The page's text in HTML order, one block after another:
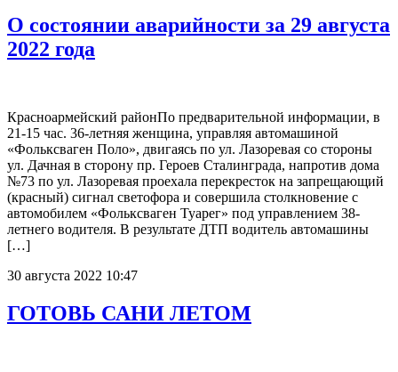
О состоянии аварийности за 29 августа
2022 года
Красноармейский районПо предварительной информации, в
21-15 час. 36-летняя женщина, управляя автомашиной
«Фольксваген Поло», двигаясь по ул. Лазоревая со стороны
ул. Дачная в сторону пр. Героев Сталинграда, напротив дома
№73 по ул. Лазоревая проехала перекресток на запрещающий
(красный) сигнал светофора и совершила столкновение с
автомобилем «Фольксваген Туарег» под управлением 38-
летнего водителя. В результате ДТП водитель автомашины
[…]
30 августа 2022 10:47
ГОТОВЬ САНИ ЛЕТОМ